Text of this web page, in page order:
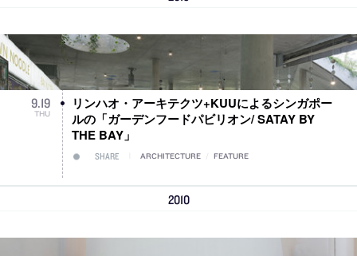
9.19
THU
リンハオ・アーキテクツ+KUUによるシンガポー
ルの「ガーデンフードパビリオン/ SATAY BY
THE BAY」
SHARE ARCHITECTURE FEATURE
2010